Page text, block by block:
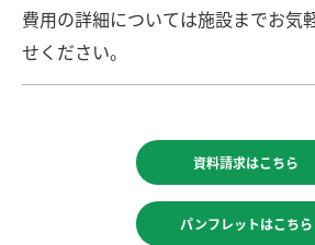
費用の詳細については施設までお気
せください。
資料請求はこちら
パンフレットはこちら